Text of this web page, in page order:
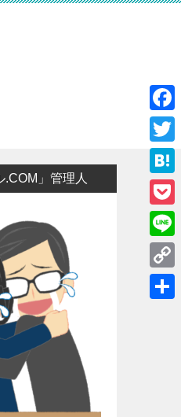
.COM」管理人
F
a
c
e
b
o
o
k
T
w
i
e
H
a
t
e
n
P
o
c
k
L
i
n
C